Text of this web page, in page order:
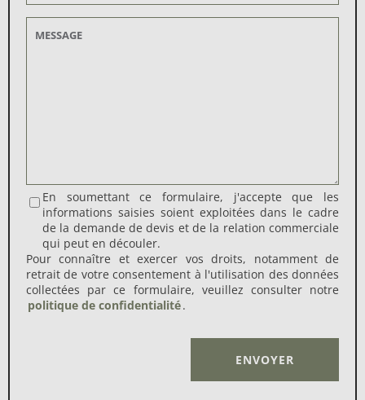
En soumettant ce formulaire, j'accepte que les
informations saisies soient exploitées dans le cadre
de la demande de devis et de la relation commerciale
qui peut en découler.
Pour connaître et exercer vos droits, notamment de
retrait de votre consentement à l'utilisation des données
collectées par ce formulaire, veuillez consulter notre
politique de confidentialité.